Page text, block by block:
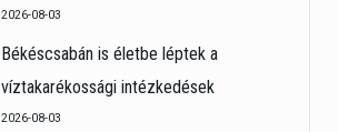
2026-08-03
Békéscsabán is életbe léptek a
víztakarékossági intézkedések
2026-08-03